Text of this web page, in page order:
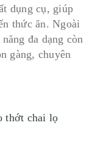
dụng cụ, giúp
thức ăn. Ngoài
đa dạng còn
gàng, chuyên
thớt chai lọ